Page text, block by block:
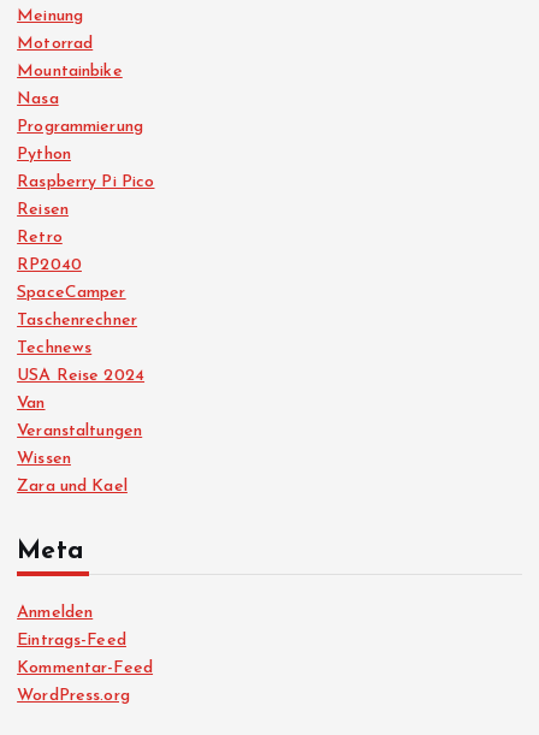
Meinung
Motorrad
Mountainbike
Nasa
Programmierung
Python
Raspberry Pi Pico
Reisen
Retro
RP2040
SpaceCamper
Taschenrechner
Technews
USA Reise 2024
Van
Veranstaltungen
Wissen
Zara und Kael
Meta
Anmelden
Eintrags-Feed
Kommentar-Feed
WordPress.org